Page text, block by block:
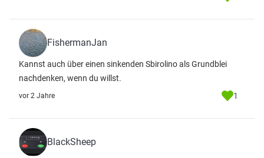
FishermanJan
Kannst auch über einen sinkenden Sbirolino als Grundblei
nachdenken, wenn du willst.
vor 2 Jahre 1
BlackSheep